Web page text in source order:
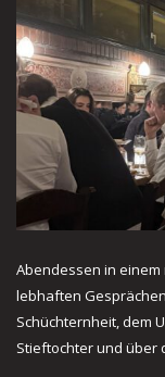
Abendessen in
lebhaften
Schüchternheit, dem
Stieftochter und über